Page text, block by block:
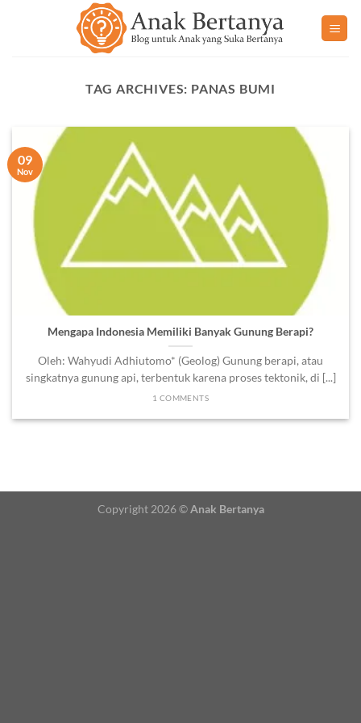
TAG ARCHIVES: PANAS BUMI
Mengapa Indonesia Memiliki Banyak Gunung Berapi?
Oleh: Wahyudi Adhiutomo* (Geolog) Gunung berapi, atau
singkatnya gunung api, terbentuk karena proses tektonik, di [...]
1 COMMENTS
09
Nov
Copyright 2026 ©Anak Bertanya